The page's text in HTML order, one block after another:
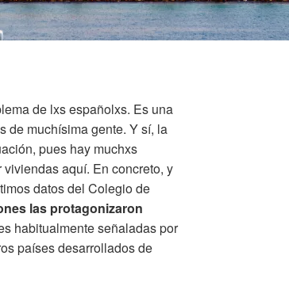
de lxs españolxs. Es una
de muchísima gente. Y sí, la
pues hay muchxs
aquí. En concreto, y
datos del Colegio de
las protagonizaron
habitualmente señaladas por
países desarrollados de